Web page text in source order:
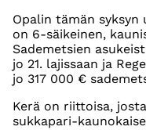
Opalin tämän syksyn
on 6-säikeinen,
Sademetsien
jo 21. lajissaan ja
jo 317 000 €
Kerä on riittoisa,
sukkapari-